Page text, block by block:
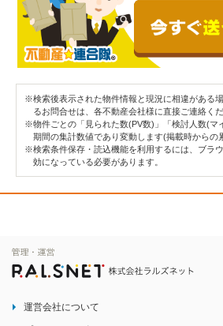
※検索後表示された物件情報と現況に相違がある
るお問合せは、各不動産会社様に直接ご連絡くだ
※物件ごとの「見られた数(PV数)」「検討人数(マ
期間の集計数値であり変動します(掲載時からの
※検索条件保存・読込機能を利用するには、ブラ
効になっている必要があります。
運営会社について